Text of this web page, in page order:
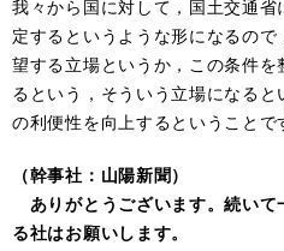
我々から国に対して，国土交通
定するというような形になるの
望する立場というか，この条件
るという，そういう立場になる
の利便性を向上するということで
（幹事社：山陽新聞）
ありがとうございます。続いて
る社はお願いします。